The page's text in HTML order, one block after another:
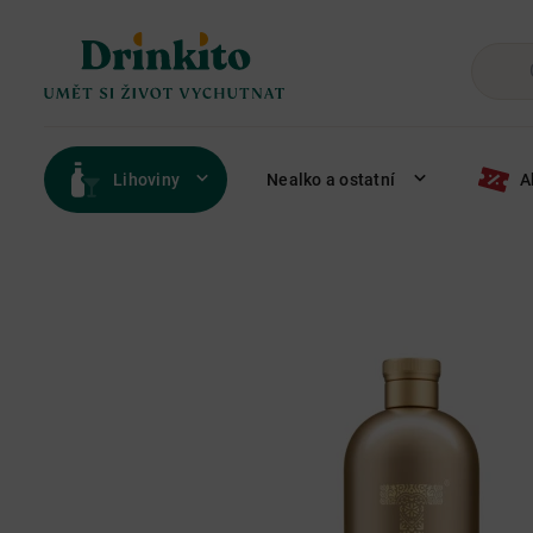
Lihoviny Nealko a ostatní